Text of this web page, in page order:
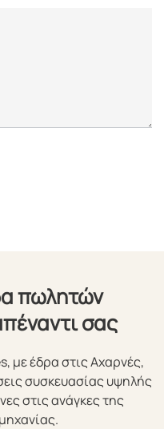
πωλητών
σας
με έδρα στις Αχαρνές,
συσκευασίας υψηλής
στις ανάγκες της